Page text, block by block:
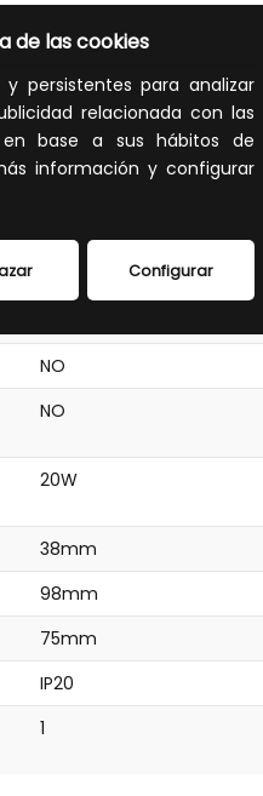
de las cookies
persistentes para analizar
relacionada con las
base a sus hábitos de
información y configurar
Configurar
- - -V
12 - 24V
NO
NO
20W
38mm
98mm
75mm
IP20
1